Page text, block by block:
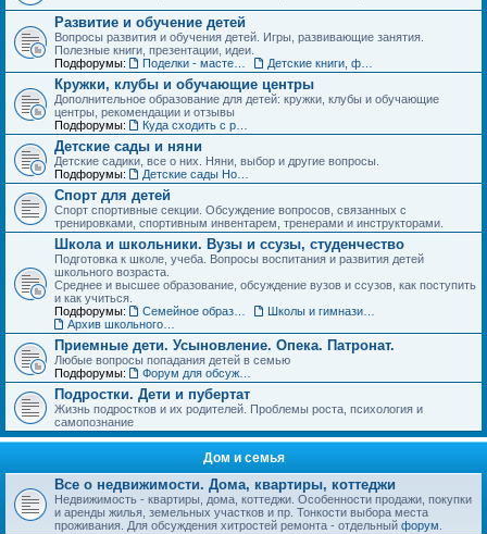
Развитие и обучение детей
Вопросы развития и обучения детей. Игры, развивающие занятия.
Полезные книги, презентации, идеи.
Подфорумы:
Кружки, клубы и обучающие центры
Дополнительное образование для детей: кружки, клубы и обучающие
центры, рекомендации и отзывы
Подфорумы:
Детские сады и няни
Детские садики, все о них. Няни, выбор и другие вопросы.
Подфорумы:
Спорт для детей
Спорт спортивные секции. Обсуждение вопросов, связанных с
тренировками, спортивным инвентарем, тренерами и инструкторами.
Школа и школьники. Вузы и ссузы, студенчество
Подготовка к школе, учеба. Вопросы воспитания и развития детей
школьного возраста.
Среднее и высшее образование, обсуждение вузов и ссузов, как поступить
и как учиться.
Подфорумы:
Приемные дети. Усыновление. Опека. Патронат.
Любые вопросы попадания детей в семью
Подфорумы:
Подростки. Дети и пубертат
Жизнь подростков и их родителей. Проблемы роста, психология и
самопознание
Дом и семья
Все о недвижимости. Дома, квартиры, коттеджи
Недвижимость - квартиры, дома, коттеджи. Особенности продажи, покупки
и аренды жилья, земельных участков и пр. Тонкости выбора места
проживания. Для обсуждения хитростей ремонта - отдельный форум